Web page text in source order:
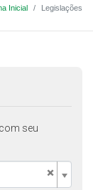
Inicial Legislações
seu
×